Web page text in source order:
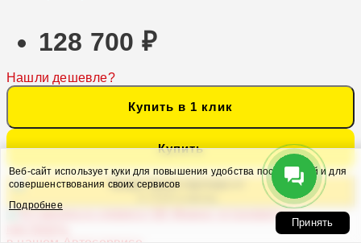
128 700 ₽
Нашли дешевле?
Купить в 1 клик
Купить
Кредит банка партнера от
Можно установить и
Веб-сайт использует куки для повышения удобства посетителей и для
совершенствования своих сервисов
Подробнее
Принять